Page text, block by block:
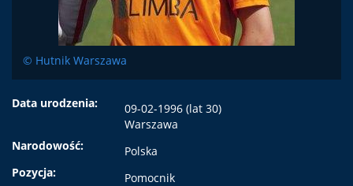
© Hutnik Warszawa
Data urodzenia:
09-02-1996 (lat 30)
Warszawa
Narodowość:
Polska
Pozycja:
Pomocnik